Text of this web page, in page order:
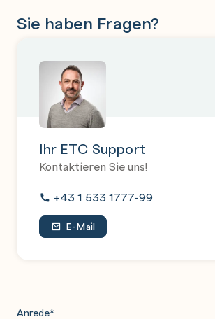
Externe Referenzen
Sie haben Fragen?
Ihr ETC Support
Kontaktieren Sie uns!
+43 1 533 1777-99
E-Mail
Anrede*